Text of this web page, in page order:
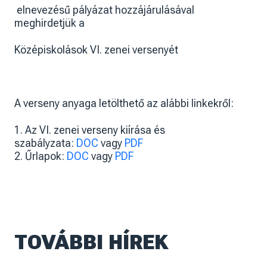
elnevezésű pályázat hozzájárulásával
meghirdetjük a
Középiskolások VI. zenei versenyét
A verseny anyaga letölthető az alábbi linkekről:
1. Az VI. zenei verseny kiírása és
szabályzata: DOC vagy PDF
2. Űrlapok: DOC vagy PDF
TOVÁBBI HÍREK